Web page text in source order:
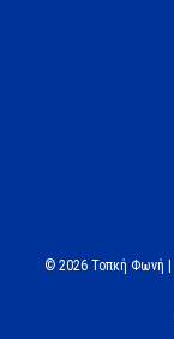
© 2026 Τοπκή Φωνή |